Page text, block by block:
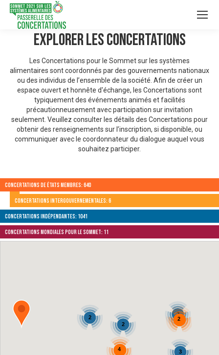
Explorer les Concertations
Les Concertations pour le Sommet sur les systèmes
alimentaires sont coordonnés par des gouvernements nationaux
ou des individus de l’ensemble de la société. Afin de créer un
espace ouvert et honnête d'échange, les Concertations sont
typiquement des événements animés et facilités
précautionneusement avec participation sur invitation
seulement. Veuillez consulter les détails des Concertations pour
obtenir des renseignements sur l’inscription, si disponible, ou
communiquer avec le coordonnateur du dialogue auquel vous
souhaitez participer.
Concertations de États membres: 640
Concertations intergouvernementales: 6
Concertations indépendantes: 1041
Concertations mondiales pour le Sommet: 11
2
2
3
2
4
2